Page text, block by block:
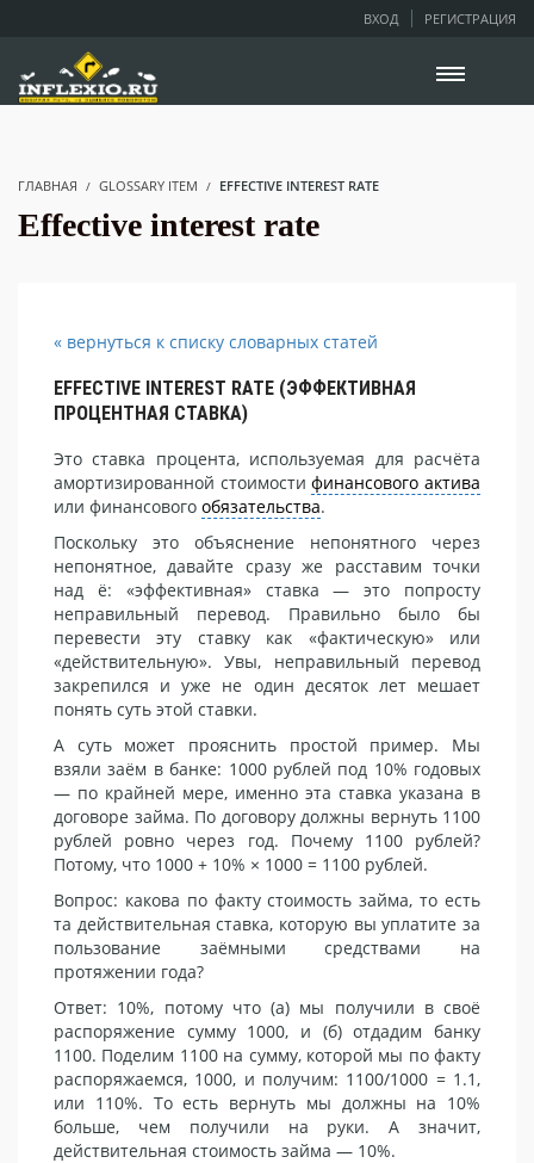
ВХОД РЕГИСТРАЦИЯ
ГЛАВНАЯ GLOSSARY ITEM EFFECTIVE INTEREST RATE
Effective interest rate
« вернуться к списку словарных статей
EFFECTIVE INTEREST RATE (ЭФФЕКТИВНАЯ
ПРОЦЕНТНАЯ СТАВКА)
Это ставка процента, используемая для расчёта
амортизированной стоимостифинансового актива
или финансового обязательства.
Поскольку это объяснение непонятного через
непонятное, давайте сразу же расставим точки
над ё: «эффективная» ставка — это попросту
неправильный перевод. Правильно было бы
перевести эту ставку как «фактическую» или
«действительную». Увы, неправильный перевод
закрепился и уже не один десяток лет мешает
понять суть этой ставки.
А суть может прояснить простой пример. Мы
взяли заём в банке: 1000 рублей под 10% годовых
— по крайней мере, именно эта ставка указана в
договоре займа. По договору должны вернуть 1100
рублей ровно через год. Почему 1100 рублей?
Потому, что 1000 + 10% × 1000 = 1100 рублей.
Вопрос: какова по факту стоимость займа, то есть
та действительная ставка, которую вы уплатите за
пользование заёмными средствами на
протяжении года?
Ответ: 10%, потому что (а) мы получили в своё
распоряжение сумму 1000, и (б) отдадим банку
1100. Поделим 1100 на сумму, которой мы по факту
распоряжаемся, 1000, и получим: 1100/1000 = 1.1,
или 110%. То есть вернуть мы должны на 10%
больше, чем получили на руки. А значит,
действительная стоимость займа — 10%.